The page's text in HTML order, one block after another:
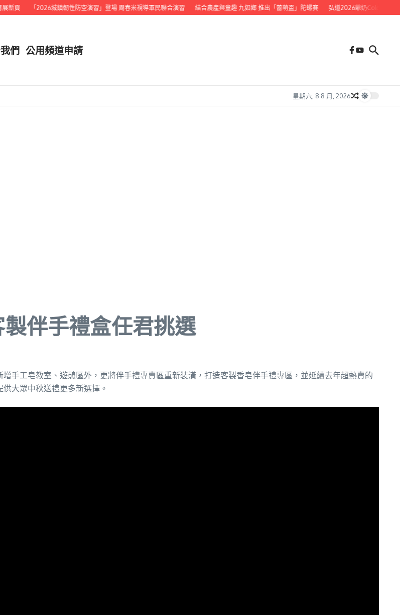
頁 「2026城鎮韌性防空演習」登場 周春米視導軍民聯合演習 結合農產與童趣 九如鄉 推出「蕾萌盃」陀螺賽 弘道2026爺奶Color Walk健
們 公用頻道申請
星期六, 8 8 月, 2026
伴手禮盒任君挑選
手工皂教室、遊憩區外，更將伴手禮專賣區重新裝潢，打造客製香皂伴手禮專區，並延續去年超熱賣的
大眾中秋送禮更多新選擇。